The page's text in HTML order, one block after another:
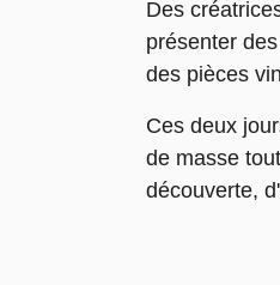
Des
présenter
des pièces
Ces deux
de masse
découverte,